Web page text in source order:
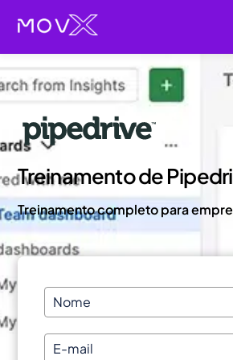
content
Treinamento de
Treinamento completo para